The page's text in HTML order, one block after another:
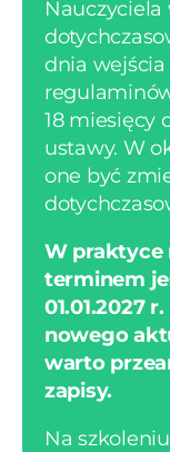
dnia
18 miesięcy
ustawy. W
one być
W praktyce
terminem
01.01.2027
nowego
warto
zapisy.
Na